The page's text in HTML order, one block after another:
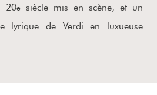
20e siècle mis en scène, et un
lyrique de Verdi en luxueuse